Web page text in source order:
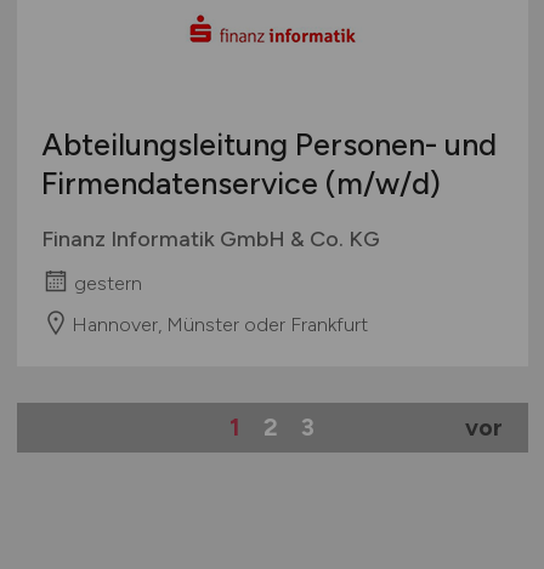
Abteilungsleitung Personen- und
Firmendatenservice (m/w/d)
Finanz Informatik GmbH & Co. KG
gestern
Hannover, Münster oder Frankfurt
1 2 3 vor